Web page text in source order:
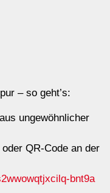
– so geht’s:
ungewöhnlicher
QR-Code an der
bnt9a